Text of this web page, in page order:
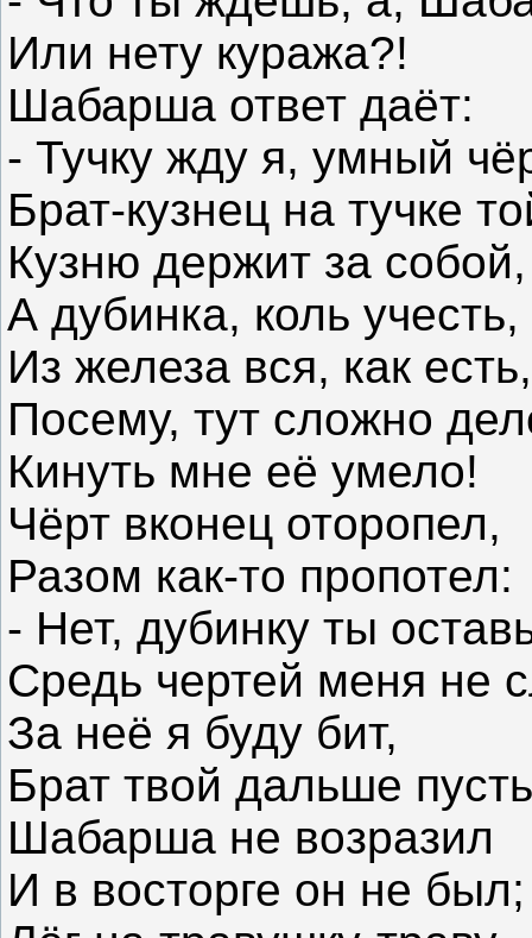
Или нету куража?!
Шабарша ответ даёт:
- Тучку жду я, умный
Брат-кузнец на тучке
Кузню держит за собой,
А дубинка, коль учесть,
Из железа вся, как есть,
Посему, тут сложно
Кинуть мне её умело!
Чёрт вконец оторопел,
Разом как-то пропотел:
- Нет, дубинку ты
Средь чертей меня не
За неё я буду бит,
Брат твой дальше
Шабарша не возразил
И в восторге он не был;